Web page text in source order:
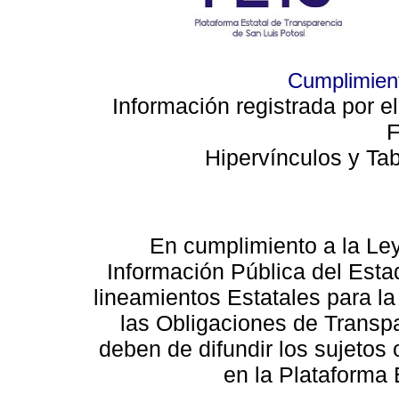
Información registrada por
Hipervínculos y
En cumplimiento a la
Información Pública del
lineamientos Estatales para
las Obligaciones de
deben de difundir los sujetos
en la Plataforma